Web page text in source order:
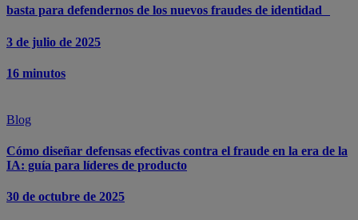
basta para defendernos de los nuevos fraudes de identidad
3 de julio de 2025
16 minutos
Blog
Cómo diseñar defensas efectivas contra el fraude en la era de la
IA: guía para líderes de producto
30 de octubre de 2025